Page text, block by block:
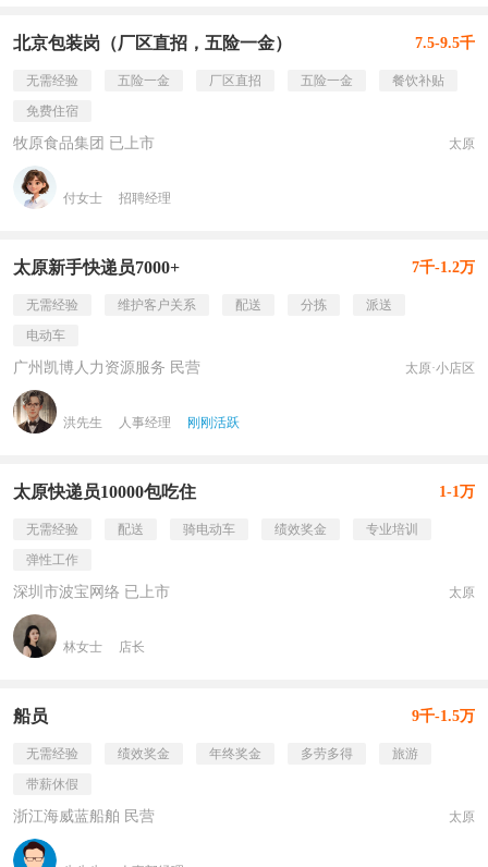
北京包装岗（厂区直招，五险一金） 7.5-9.5千
无需经验 五险一金 厂区直招 五险一金
餐饮补贴
免费住宿
牧原食品集团 已上市 太原
付女士 招聘经理
太原新手快递员7000+ 7千-1.2万
无需经验 维护客户关系 配送 分拣
派送
电动车
广州凯博人力资源服务 民营 太原·小店区
洪先生 人事经理 刚刚活跃
太原快递员10000包吃住 1-1万
无需经验 配送 骑电动车 绩效奖金
专业培训
弹性工作
深圳市波宝网络 已上市 太原
林女士 店长
船员 9千-1.5万
无需经验 绩效奖金 年终奖金 多劳多得
旅游
带薪休假
浙江海威蓝船舶 民营 太原